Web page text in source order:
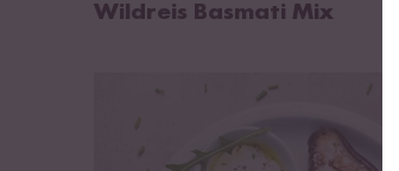
Wildreis Basmati Mix